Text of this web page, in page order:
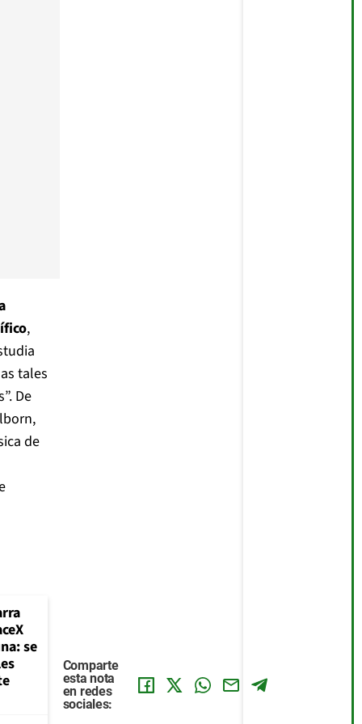
,
tales
De
de
se
Comparte
esta nota
en redes
sociales: